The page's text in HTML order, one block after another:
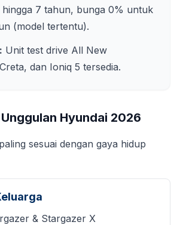
7 tahun, bunga 0% untuk
(model tertentu).
Unit test drive All New
dan Ioniq 5 tersedia.
Hyundai 2026
sesuai dengan gaya hidup
& Stargazer X